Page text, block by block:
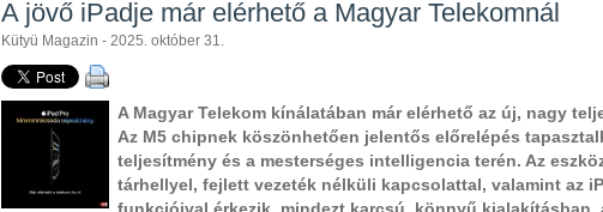
A jövő iPadje már elérhető a Magyar Telekomnál
Kütyü Magazin - 2025. október 31.
A Magyar Telekom kínálatában már elérhető az új, nagy
Az M5 chipnek köszönhetően jelentős előrelépés
teljesítmény és a mesterséges intelligencia terén. Az
tárhellyel, fejlett vezeték nélküli kapcsolattal, valamint az